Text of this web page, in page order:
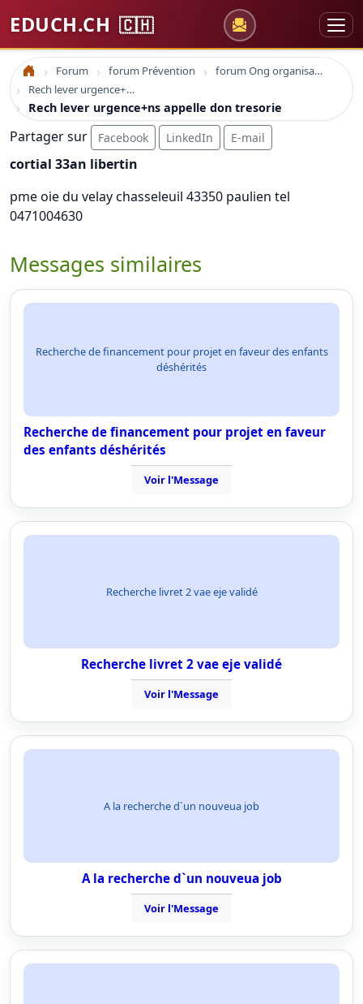
EDUCH.CH 🇨🇭
Accueil Forum forum Prévention
forum Ong organisations
Rech lever urgence+ns appelle don tresorie
Rech lever urgence+ns appelle don tresorie
Partager sur Facebook LinkedIn E-mail
cortial 33an libertin
pme oie du velay chasseleuil 43350 paulien tel
0471004630
Messages similaires
Recherche de financement pour projet en faveur des enfants
déshérités
Recherche de financement pour projet en faveur
des enfants déshérités
Voir l'Message
Recherche livret 2 vae eje validé
Recherche livret 2 vae eje validé
Voir l'Message
A la recherche d`un nouveua job
A la recherche d`un nouveua job
Voir l'Message